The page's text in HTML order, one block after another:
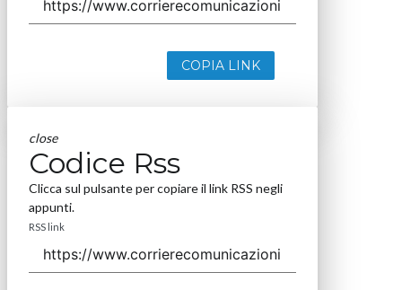
COPIA LINK
close
Codice Rss
Clicca sul pulsante per copiare il link RSS negli
appunti.
RSS link